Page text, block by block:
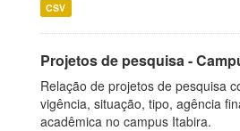
CSV
Projetos de pesquisa -
Relação de projetos de pesquisa
vigência, situação, tipo, agência
acadêmica no campus Itabira.